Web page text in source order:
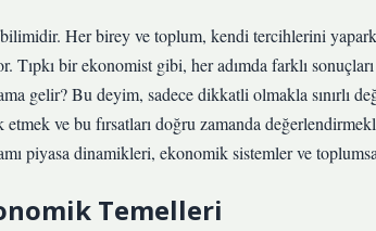
Her birey ve toplum, kendi tercihlerini
Tıpkı bir ekonomist gibi, her adımda farklı
gelir? Bu deyim, sadece dikkatli olmakla sınırlı
etmek ve bu fırsatları doğru zamanda
piyasa dinamikleri, ekonomik sistemler ve
Temelleri